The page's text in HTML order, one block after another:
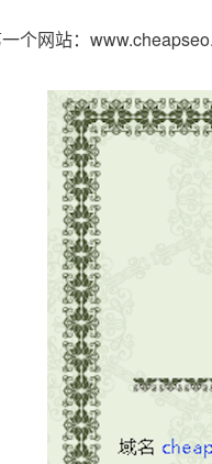
个网站：